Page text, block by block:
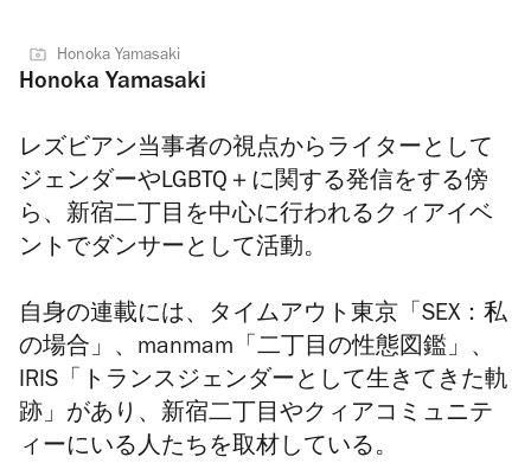
Honoka Yamasaki
Honoka Yamasaki
レズビアン当事者の視点からライターとして
ジェンダーやLGBTQ＋に関する発信をする傍
ら、新宿二丁目を中心に行われるクィアイベ
ントでダンサーとして活動。
自身の連載には、タイムアウト東京「SEX：私
の場合」、manmam「二丁目の性態図鑑」、
IRIS「トランスジェンダーとして生きてきた軌
跡」があり、新宿二丁目やクィアコミュニテ
ィーにいる人たちを取材している。